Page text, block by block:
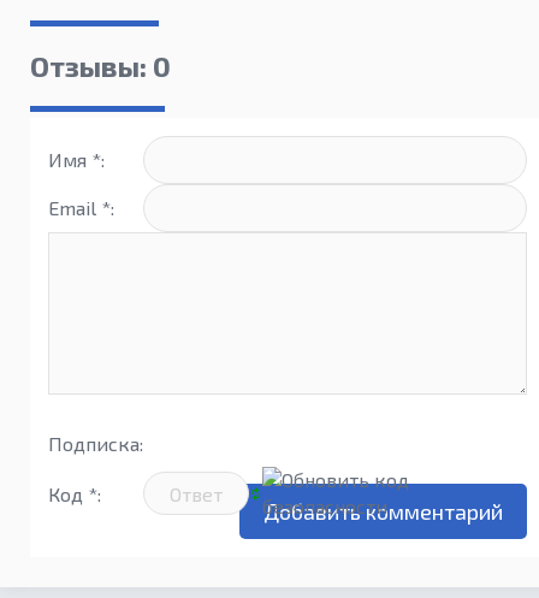
Отзывы: 0
Имя *:
Email *:
Подписка:
Код *: